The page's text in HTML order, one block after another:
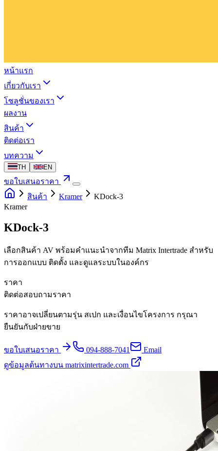
หน้าแรก
เกี่ยวกับเรา
โซลูชั่นของเรา
ผลงาน
สินค้า
ติดต่อเรา
บทความ
TH EN
ขอใบเสนอราคา
สินค้า
Kramer
KDock-3
Kramer
KDock-3
เลือกสินค้า AV พร้อมคำแนะนำจากทีม Matrix Intertrade สำหรับ
การออกแบบ ติดตั้ง และดูแลระบบในองค์กร
ราคา
ติดต่อสอบถามราคา
ราคาอาจเปลี่ยนตามรุ่น สเปก และเงื่อนไขโครงการ กรุณา
ยืนยันกับฝ่ายขาย
ขอใบเสนอราคา 094-888-7041
Email
ดูข้อมูลต้นทางบน matrixintertrade.com